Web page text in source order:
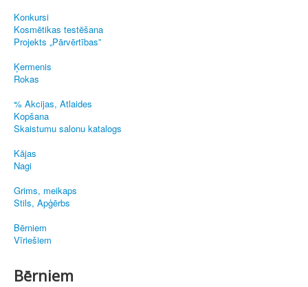
Konkursi
Kosmētikas testēšana
Projekts „Pārvērtības”
Ķermenis
Rokas
% Akcijas, Atlaides
Kopšana
Skaistumu salonu katalogs
Kājas
Nagi
Grims, meikaps
Stils, Apģērbs
Bērniem
Vīriešiem
Bērniem